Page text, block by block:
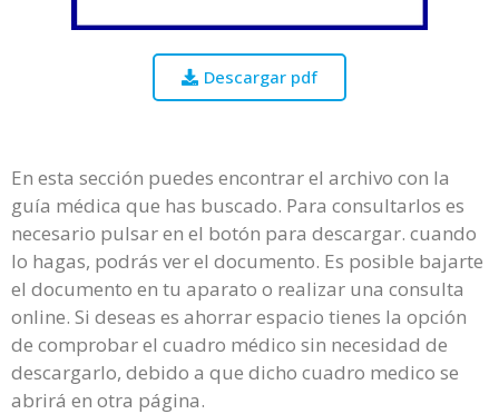
Descargar pdf
En esta sección puedes encontrar el archivo con la
guía médica que has buscado. Para consultarlos es
necesario pulsar en el botón para descargar. cuando
lo hagas, podrás ver el documento. Es posible bajarte
el documento en tu aparato o realizar una consulta
online. Si deseas es ahorrar espacio tienes la opción
de comprobar el cuadro médico sin necesidad de
descargarlo, debido a que dicho cuadro medico se
abrirá en otra página.